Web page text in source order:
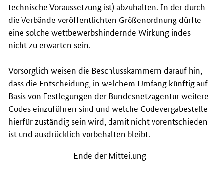
technische Voraussetzung ist) abzuhalten. In der durch
die Verbände veröffentlichten Größenordnung dürfte
eine solche wettbewerbshindernde Wirkung indes
nicht zu erwarten sein.
Vorsorglich weisen die Beschlusskammern darauf hin,
dass die Entscheidung, in welchem Umfang künftig auf
Basis von Festlegungen der Bundesnetzagentur weitere
Codes einzuführen sind und welche Codevergabestelle
hierfür zuständig sein wird, damit nicht vorentschieden
ist und ausdrücklich vorbehalten bleibt.
-- Ende der Mitteilung --